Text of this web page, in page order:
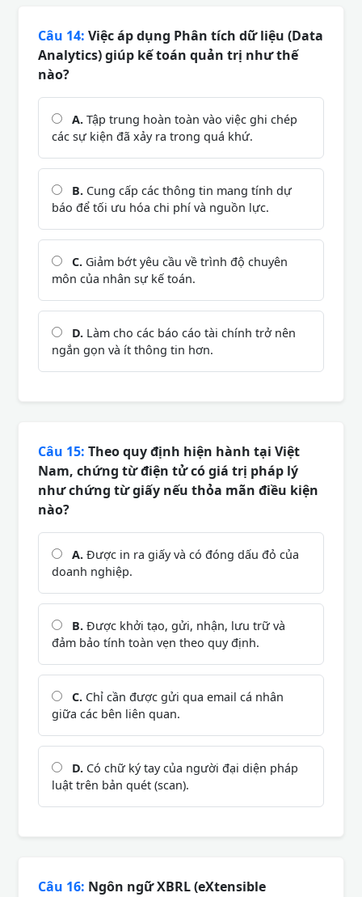
Câu 14: Việc áp dụng Phân tích dữ liệu (Data
Analytics) giúp kế toán quản trị như thế
nào?
A. Tập trung hoàn toàn vào việc ghi chép
các sự kiện đã xảy ra trong quá khứ.
B. Cung cấp các thông tin mang tính dự
báo để tối ưu hóa chi phí và nguồn lực.
C. Giảm bớt yêu cầu về trình độ chuyên
môn của nhân sự kế toán.
D. Làm cho các báo cáo tài chính trở nên
ngắn gọn và ít thông tin hơn.
Câu 15: Theo quy định hiện hành tại Việt
Nam, chứng từ điện tử có giá trị pháp lý
như chứng từ giấy nếu thỏa mãn điều kiện
nào?
A. Được in ra giấy và có đóng dấu đỏ của
doanh nghiệp.
B. Được khởi tạo, gửi, nhận, lưu trữ và
đảm bảo tính toàn vẹn theo quy định.
C. Chỉ cần được gửi qua email cá nhân
giữa các bên liên quan.
D. Có chữ ký tay của người đại diện pháp
luật trên bản quét (scan).
Câu 16: Ngôn ngữ XBRL (eXtensible